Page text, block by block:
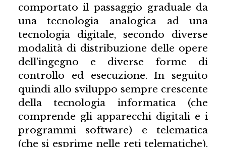
comportato il passaggio graduale da
una tecnologia analogica ad una
tecnologia digitale, secondo diverse
modalità di distribuzione delle opere
dell’ingegno e diverse forme di
controllo ed esecuzione. In seguito
quindi allo sviluppo sempre crescente
della tecnologia informatica (che
comprende gli apparecchi digitali e i
programmi software) e telematica
(che si esprime nelle reti telematiche),